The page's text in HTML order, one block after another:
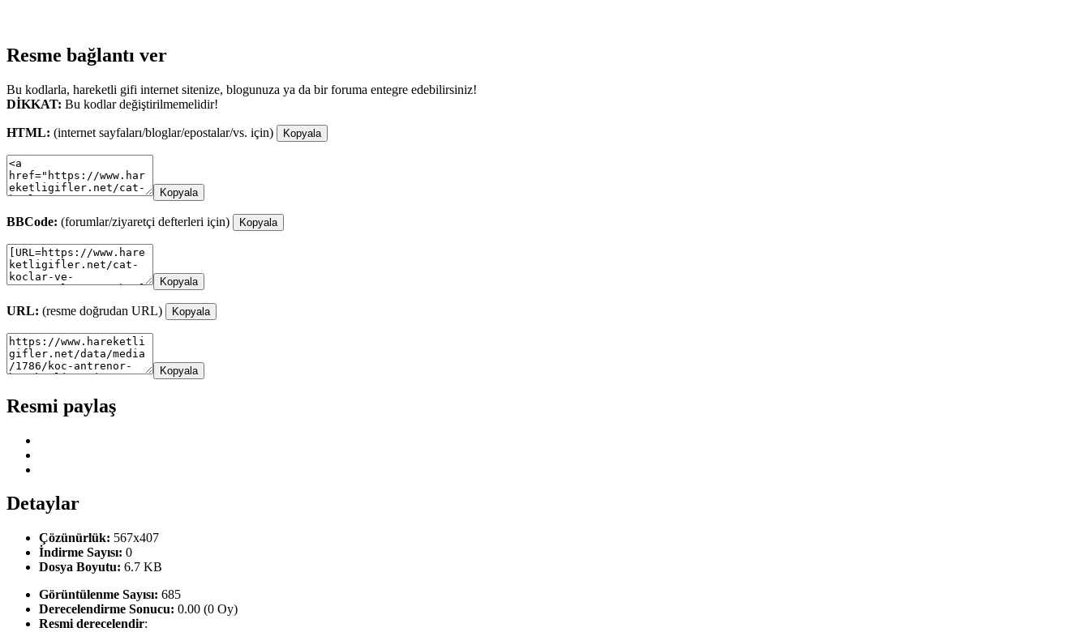
Resme bağlantı ver
Bu kodlarla, hareketli gifi internet sitenize, blogunuza ya da bir foruma entegre edebilirsiniz!
DİKKAT: Bu kodlar değiştirilmemelidir!
HTML: (internet sayfaları/bloglar/epostalar/vs. için) Kopyala
Kopyala
BBCode: (forumlar/ziyaretçi defterleri için) Kopyala
Kopyala
URL: (resme doğrudan URL) Kopyala
Kopyala
Resmi paylaş
Detaylar
Çözünürlük: 567x407
İndirme Sayısı: 0
Dosya Boyutu: 6.7 KB
Görüntülenme Sayısı: 685
Derecelendirme Sonucu: 0.00 (0 Oy)
Resmi derecelendir: